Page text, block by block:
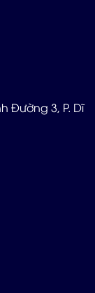
Đường 3, P. Dĩ